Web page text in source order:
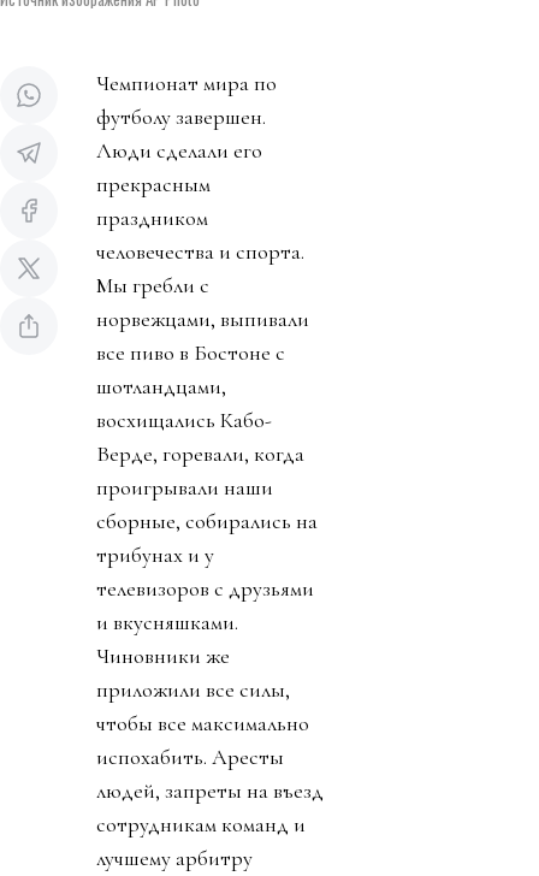
Чемпионат мира по
футболу завершен.
Люди сделали его
прекрасным
праздником
человечества и спорта.
Мы гребли с
норвежцами, выпивали
все пиво в Бостоне с
шотландцами,
восхищались Кабо-
Верде, горевали, когда
проигрывали наши
сборные, собирались на
трибунах и у
телевизоров с друзьями
и вкусняшками.
Чиновники же
приложили все силы,
чтобы все максимально
испохабить. Аресты
людей, запреты на въезд
сотрудникам команд и
лучшему арбитру